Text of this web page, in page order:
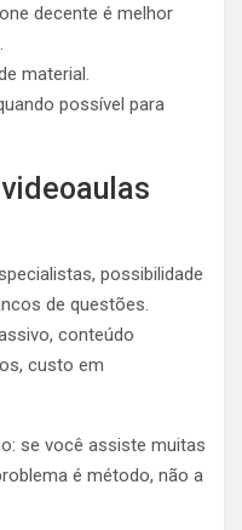
decente é melhor
material.
possível para
possibilidade
de questões.
conteúdo
custo em
se você assiste muitas
é método, não a